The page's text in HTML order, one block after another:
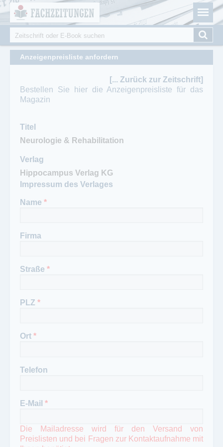
Fachzeitungen.de - Das unabhängige Portal für
Fachmagazine Fachpublikationen & eBooks
Suchformular
Suche
Anzeigenpreisliste anfordern
[... Zurück zur Zeitschrift]
Bestellen Sie hier die Anzeigenpreisliste für das
Magazin
Titel
Verlag
Impressum des Verlages
Name *
Firma
Straße *
PLZ *
Ort *
Telefon
E-Mail *
Die Mailadresse wird für den Versand von
Preislisten und bei Fragen zur Kontaktaufnahme mit
Cookie-Einstellungen